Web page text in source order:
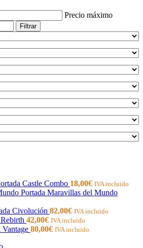
Precio máximo
Filtrar
Castle Combo 18,00€ IVA incluido
Maravillas del Mundo
Civolución 82,00€ IVA incluido
Rebirth 42,00€ IVA incluido
Vantage 80,00€ IVA incluido